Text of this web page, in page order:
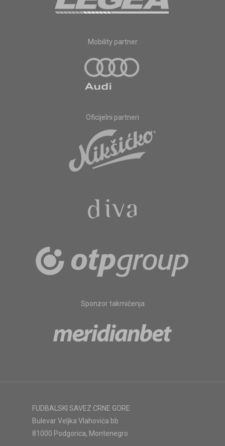
Mobility partner
Oficijelni partneri
Sponzor takmičenja
FUDBALSKI SAVEZ CRNE GORE
Bulevar Veljka Vlahovića bb
81000 Podgorica, Montenegro